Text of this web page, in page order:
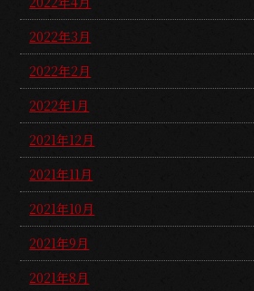
2022年3月
2022年2月
2022年1月
2021年12月
2021年11月
2021年10月
2021年9月
2021年8月